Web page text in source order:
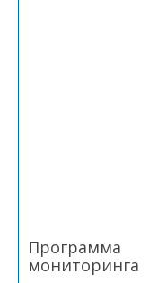
Программа
мониторинга